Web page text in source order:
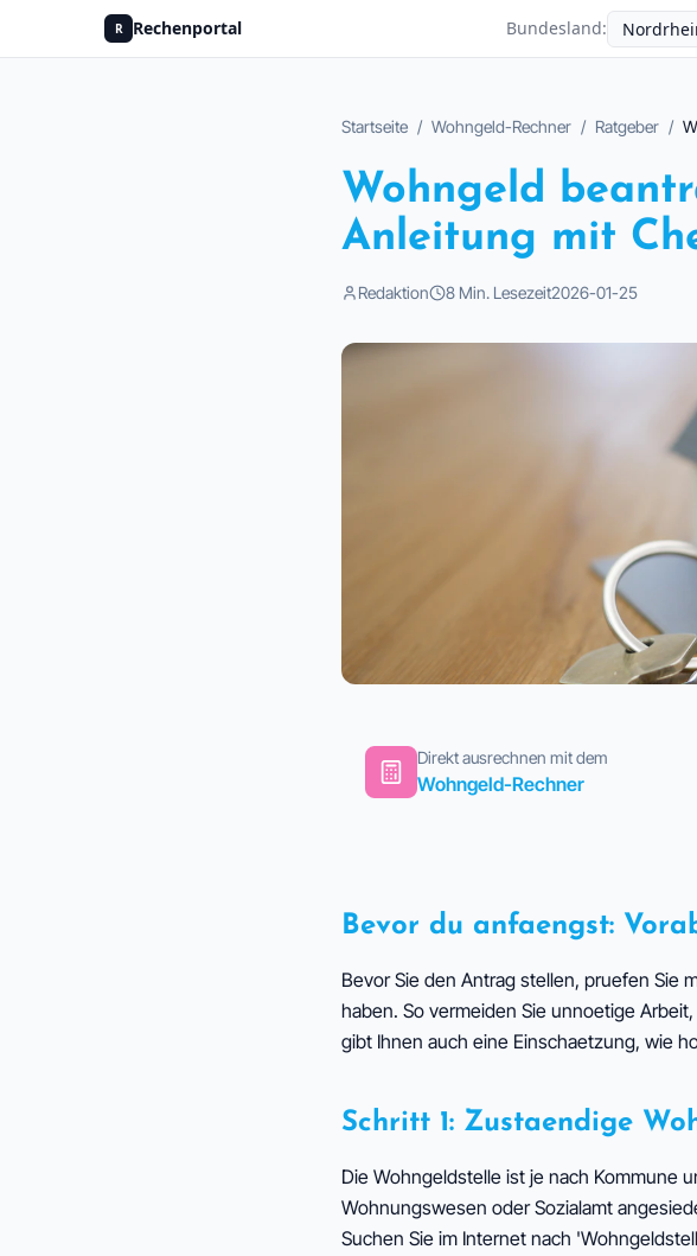
R Rechenportal Bundesland:
Startseite / Wohngeld-Rechner / Ratgeber /
Wohngeld
Anleitung mit
Redaktion 8 Min. Lesezeit2026-01-25
Direkt ausrechnen mit dem
Wohngeld-Rechner
Bevor du anfaengst:
Bevor Sie den Antrag stellen, pruefen Sie
haben. So vermeiden Sie unnoetige
gibt Ihnen auch eine Einschaetzung, wie
Schritt 1: Zustaendige
Die Wohngeldstelle ist je nach Kommune
Wohnungswesen oder Sozialamt
Suchen Sie im Internet nach